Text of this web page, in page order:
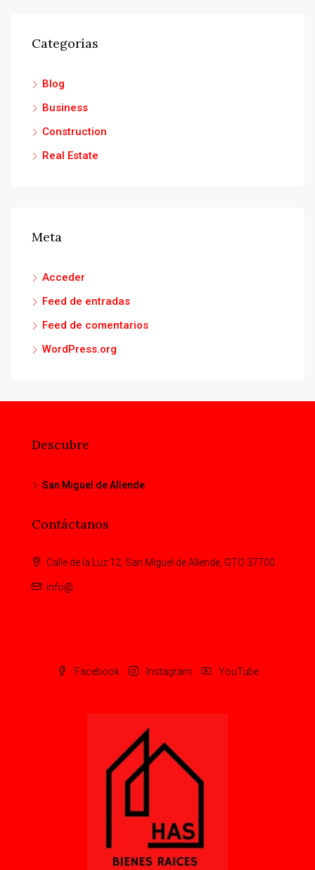
Categorías
Blog
Business
Construction
Real Estate
Meta
Acceder
Feed de entradas
Feed de comentarios
WordPress.org
Descubre
San Miguel de Allende
Contáctanos
Calle de la Luz 12, San Miguel de Allende, GTO 37700
info@
Facebook Instagram YouTube